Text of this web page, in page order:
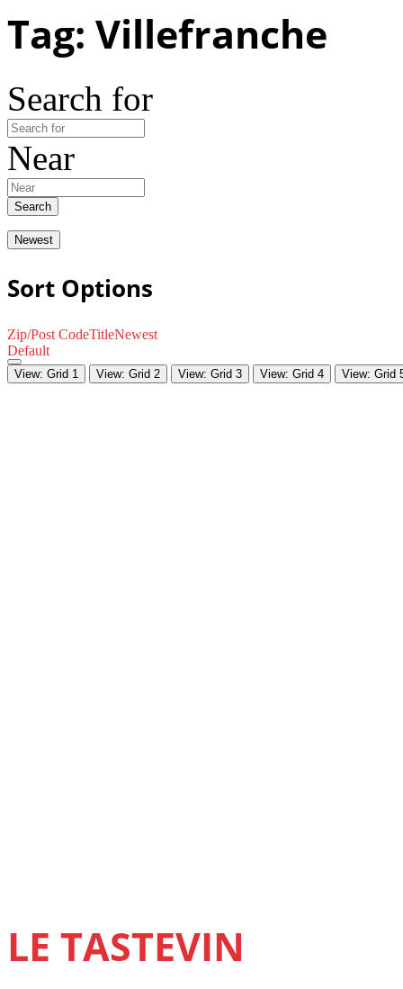
Tag: Villefranche
Search for
Near
Search
Newest
Sort Options
Zip/Post CodeTitleNewest
Default
View: Grid 1 View: Grid 2 View: Grid 3 View: Grid 4 View: Grid
LE TASTEVIN